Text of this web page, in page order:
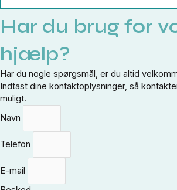
Har du brug for
hjælp?
Har du nogle spørgsmål, er du altid
Indtast dine kontaktoplysninger, så
muligt.
Navn
Telefon
E-mail